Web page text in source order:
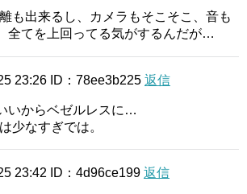
も出来るし、カメラもそこそこ、音も
全てを上回ってる気がするんだが…
23:26 ID：78ee3b225 返信
いからベゼルレスに…
少なすぎでは。
23:42 ID：4d96ce199 返信